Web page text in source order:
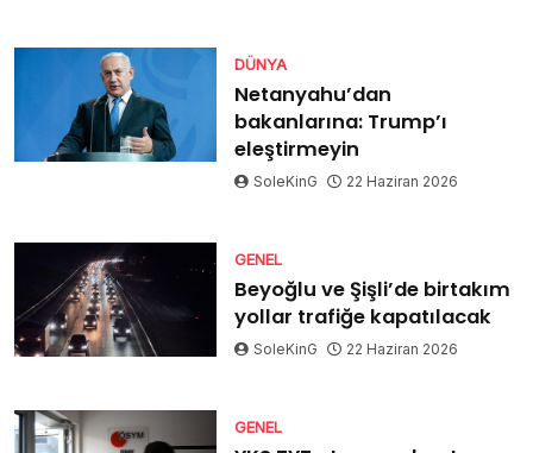
DÜNYA
Netanyahu’dan
bakanlarına: Trump’ı
eleştirmeyin
SoleKinG 22 Haziran 2026
GENEL
Beyoğlu ve Şişli’de birtakım
yollar trafiğe kapatılacak
SoleKinG 22 Haziran 2026
GENEL